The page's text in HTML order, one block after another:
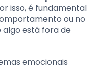
isso, é fundamental
ou no
algo está fora de
emocionais